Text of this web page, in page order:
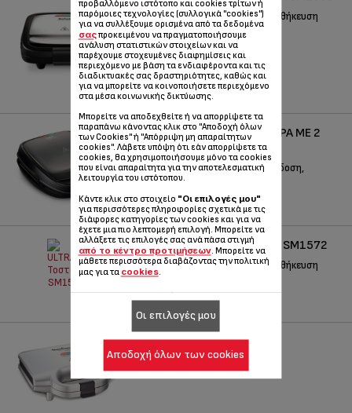
Εύκολη στην χρήση και την αποθήκευση
Κωδικός :SM193D34
TEFAL SNACK TIME ΤΟΣΤΙΈΡΑ ΜΕ 2
ΣΕΤ ΠΛΆΚΕΣ SW3418
Πολλαπλές λειτουργίες και απόδοση,
οποιαδήποτε στιγμή.
Κωδικός :
SW341812
ULTRACOMPACT ΤΟΣΤΙΈΡΑ SM1572
Εύκολη στην χρήση και την αποθήκευση
ULTRACOMPACT SM156
Κωδικός :SM156140
προβαλλόμενο ιστότοπο και cookies τρίτων ή
παρόμοιες τεχνολογίες (συλλογικά "cookies")
για να συλλέξουμε ορισμένα από τα δεδομένα
σαςπροκειμένου να πραγματοποιήσουμε
ανάλυση στατιστικών στοιχείων και να
παρέχουμε στοχευμένες διαφημίσεις και
περιεχόμενο με βάση τα ενδιαφέροντα και τις
διαδικτυακές σας δραστηριότητες, καθώς και
για να μπορείτε να κοινοποιήσετε περιεχόμενο
στα μέσα κοινωνικής δικτύωσης.
Μπορείτε να αποδεχθείτε ή να απορρίψετε τα
παραπάνω κάνοντας κλικ στο "Αποδοχή όλων
των Cookies" ή "Απόρριψη μη απαραίτητων
cookies". Λάβετε υπόψη ότι εάν απορρίψετε τα
cookies, θα χρησιμοποιήσουμε μόνο τα cookies
που είναι απαραίτητα για την αποτελεσματική
λειτουργία του ιστότοπου.
Κάντε κλικ στο στοιχείο "Οι επιλογές μου"
για περισσότερες πληροφορίες σχετικά με τις
διάφορες κατηγορίες των cookies και για να
έχετε μια πιο λεπτομερή επιλογή. Μπορείτε να
αλλάξετε τις επιλογές σας ανά πάσα στιγμή
από το κέντρο προτιμήσεων. Μπορείτε να
μάθετε περισσότερα διαβάζοντας την πολιτική
μας για τα cookies.
Οι επιλογές μου
Αποδοχή όλων των cookies